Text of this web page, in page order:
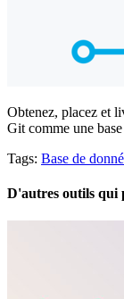
Obtenez, placez et
Git comme une
Tags: Base de
D'autres outils qui